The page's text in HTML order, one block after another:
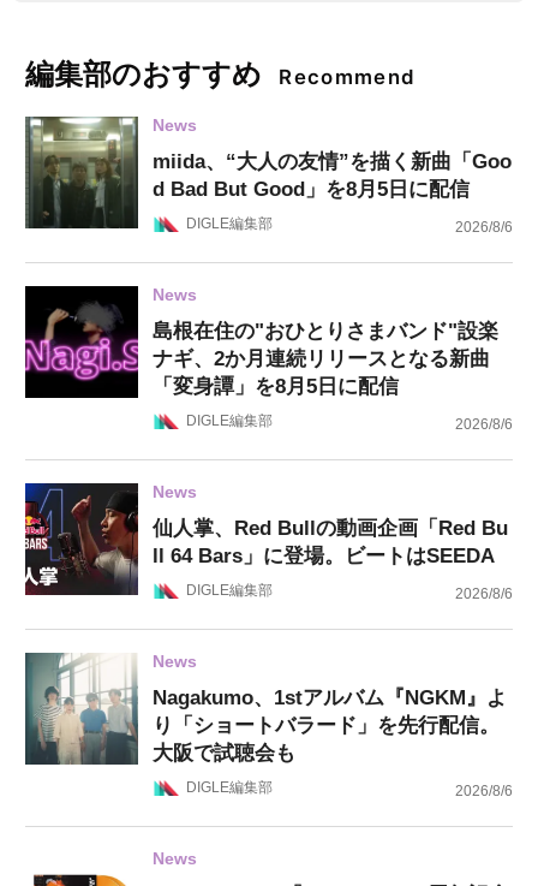
編集部のおすすめ Recommend
News
miida、“大人の友情”を描く新曲「Goo
d Bad But Good」を8月5日に配信
DIGLE編集部 2026/8/6
News
島根在住の"おひとりさまバンド"設楽
ナギ、2か月連続リリースとなる新曲
「変身譚」を8月5日に配信
DIGLE編集部 2026/8/6
News
仙人掌、Red Bullの動画企画「Red Bu
ll 64 Bars」に登場。ビートはSEEDA
DIGLE編集部 2026/8/6
News
Nagakumo、1stアルバム『NGKM』よ
り「ショートバラード」を先行配信。
大阪で試聴会も
DIGLE編集部 2026/8/6
News